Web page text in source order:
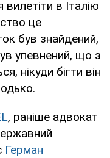
в Італію
це
був знайдений,
упевнений, що з
нікуди бігти він
, раніше адвокат
Герман